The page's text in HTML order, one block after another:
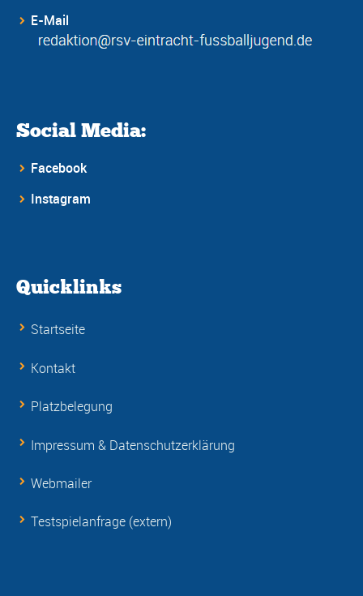
E-Mail
Social Media:
Facebook
Instagram
Quicklinks
Startseite
Kontakt
Platzbelegung
Impressum & Datenschutzerklärung
Webmailer
Testspielanfrage (extern)